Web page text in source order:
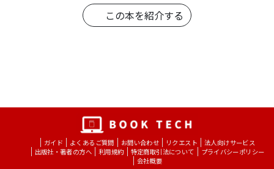
この本を紹介する
ガイド よくあるご質問 お問い合わせ リクエスト
法人向けサービス
出版社・著者の方へ
利用規約 特定商取引法について
プライバシーポリシー
会社概要